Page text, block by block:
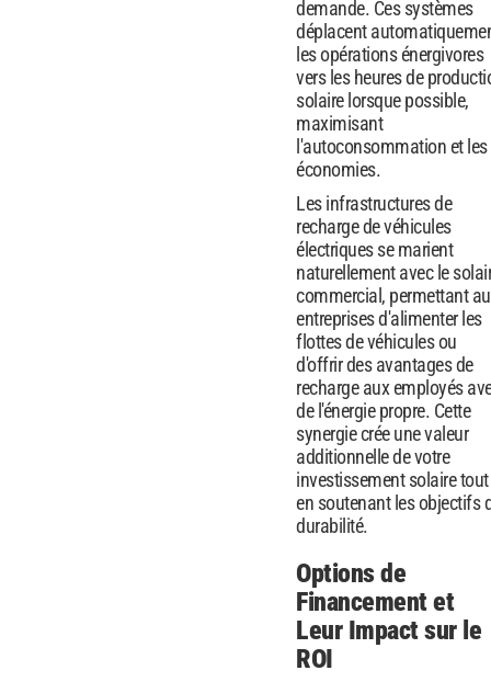
demande. Ces systèmes
déplacent
les opérations énergivores
vers les heures de
solaire lorsque possible,
maximisant
l'autoconsommation et les
économies.
Les infrastructures de
recharge de véhicules
électriques se marient
naturellement avec le
commercial, permettant
entreprises d'alimenter les
flottes de véhicules ou
d'offrir des avantages de
recharge aux employés
de l'énergie propre. Cette
synergie crée une valeur
additionnelle de votre
investissement solaire tout
en soutenant les objectifs
durabilité.
Options de
Financement et
Leur Impact sur le
ROI